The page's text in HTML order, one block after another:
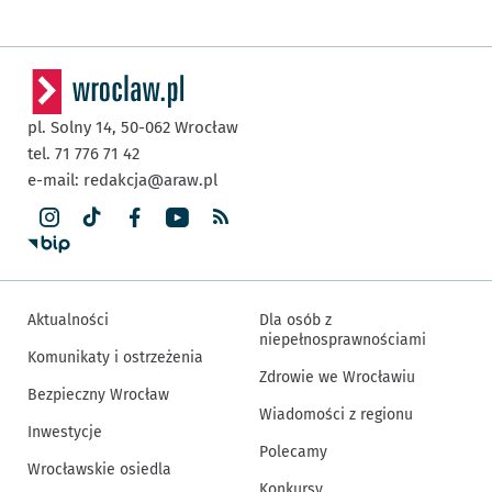
pl. Solny 14, 50-062 Wrocław
tel. 71 776 71 42
e-mail: redakcja@araw.pl
Aktualności
Komunikaty i ostrzeżenia
Bezpieczny Wrocław
Inwestycje
Wrocławskie osiedla
Dla osób z
niepełnosprawnościami
Zdrowie we Wrocławiu
Wiadomości z regionu
Polecamy